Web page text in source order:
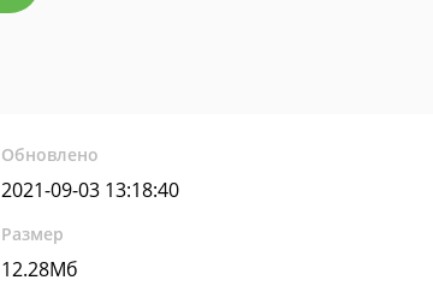
Обновлено
2021-09-03 13:18:40
Размер
12.28Мб